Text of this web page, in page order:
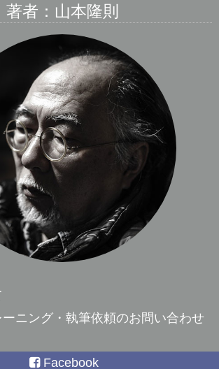
著者：山本隆則
ニング・執筆依頼のお問い合わせ
Facebook